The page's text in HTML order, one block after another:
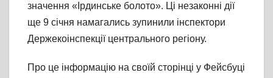
значення «Ірдинське болото». Ці незаконні дії
ще 9 січня намагались зупинили інспектори
Держекоінспекції центрального регіону.
Про це інформацію на своїй сторінці у Фейсбуці